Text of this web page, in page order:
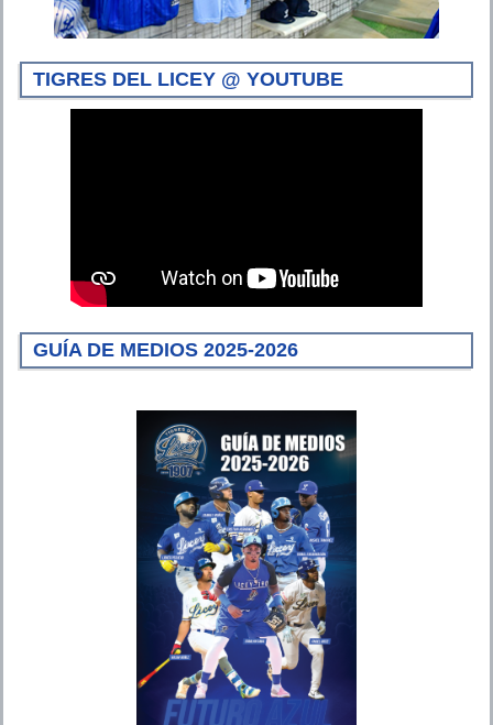
TIGRES DEL LICEY @ YOUTUBE
GUÍA DE MEDIOS 2025-2026